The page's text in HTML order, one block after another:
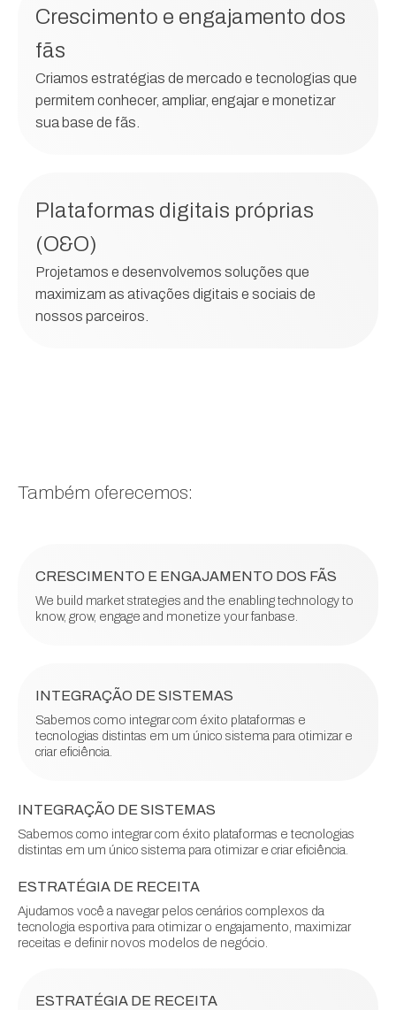
Crescimento e engajamento dos
fãs
Criamos estratégias de mercado e tecnologias que
permitem conhecer, ampliar, engajar e monetizar
sua base de fãs.
Plataformas digitais próprias
(O&O)
Projetamos e desenvolvemos soluções que
maximizam as ativações digitais e sociais de
nossos parceiros.
Também oferecemos:
CRESCIMENTO E ENGAJAMENTO DOS FÃS
We build market strategies and the enabling technology to
know, grow, engage and monetize your fanbase.
INTEGRAÇÃO DE SISTEMAS
Sabemos como integrar com éxito plataformas e
tecnologias distintas em um único sistema para otimizar e
criar eficiência.
INTEGRAÇÃO DE SISTEMAS
Sabemos como integrar com éxito plataformas e tecnologias
distintas em um único sistema para otimizar e criar eficiência.
ESTRATÉGIA DE RECEITA
Ajudamos você a navegar pelos cenários complexos da
tecnologia esportiva para otimizar o engajamento, maximizar
receitas e definir novos modelos de negócio.
ESTRATÉGIA DE RECEITA